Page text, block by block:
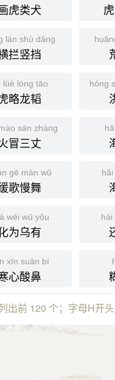
虎类犬
lán shù dǎng
拦竖挡
lüè lóng tāo
略龙韬
hóng
sān zhàng
冒三丈
gē màn wǔ
歌慢舞
wéi wū yǒu
为乌有
hái
xīn suān bí
心酸鼻
出前 120 个；字母H开